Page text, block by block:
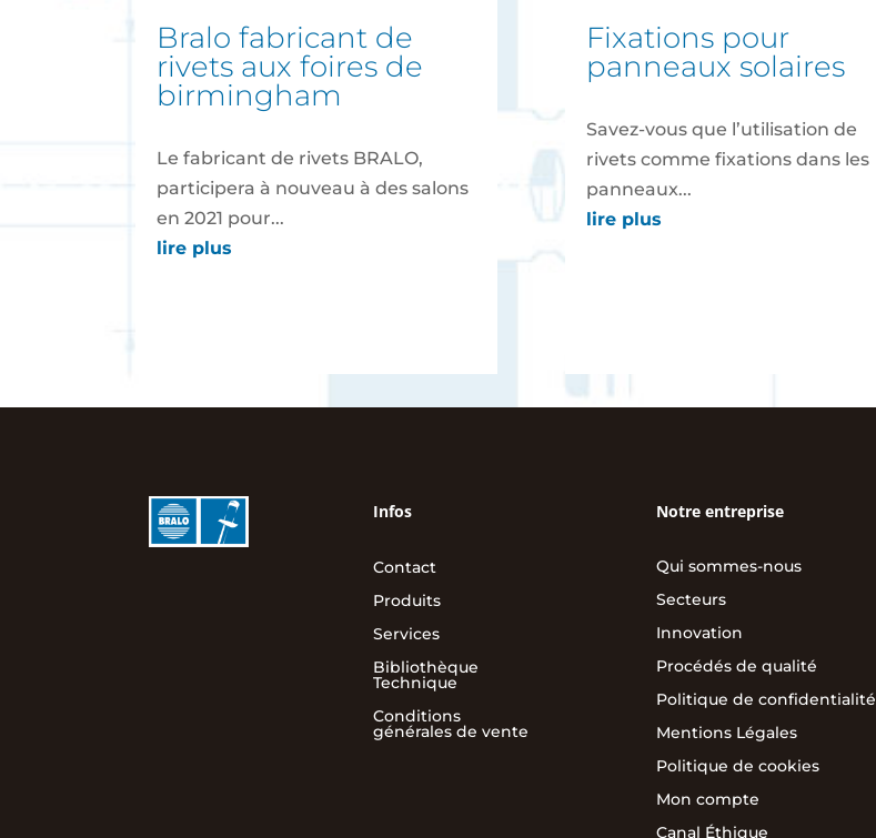
bralo fabricant de
rivets aux foires de
birmingham
Le fabricant de rivets BRALO,
participera à nouveau à des salons
en 2021 pour...
lire plus
fixations pour
panneaux solaires
Savez-vous que l’utilisation de
rivets comme fixations dans les
panneaux...
lire plus
Infos
Contact
Produits
Services
Bibliothèque
Technique
Conditions
générales de vente
Notre entreprise
Qui sommes-nous
Secteurs
Innovation
Procédés de qualité
Politique de confidentialité
Mentions Légales
Politique de cookies
Mon compte
Canal Éthique